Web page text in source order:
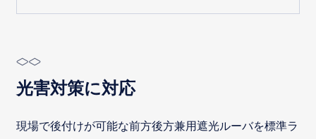
光害対策に対応
現場で後付けが可能な前方後方兼用遮光ルーバを標準ラ